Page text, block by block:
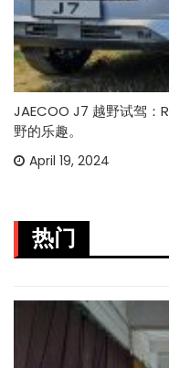
JAECOO J7 越野试驾：
野的乐趣。
April 19, 2024
热门